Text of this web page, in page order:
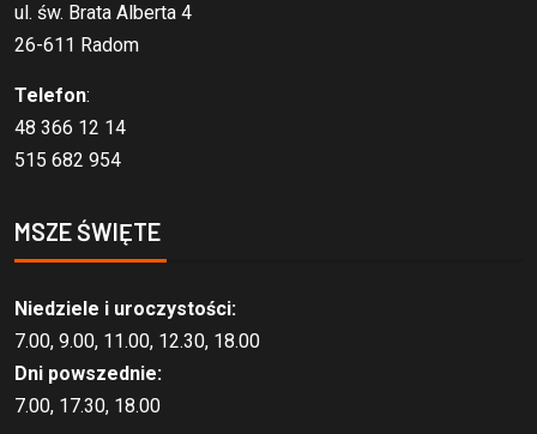
ul. św. Brata Alberta 4
26-611 Radom
Telefon:
48 366 12 14
515 682 954
MSZE ŚWIĘTE
Niedziele i uroczystości:
7.00, 9.00, 11.00, 12.30, 18.00
Dni powszednie:
7.00, 17.30, 18.00